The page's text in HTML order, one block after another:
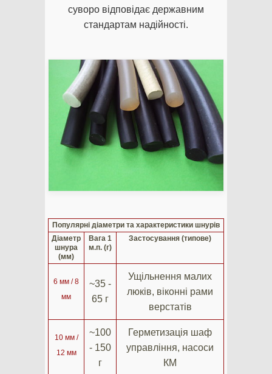
суворо відповідає державним
стандартам надійності.
Популярні діаметри та характеристики шнурів
Діаметр
шнура
(мм)
Вага 1
м.п. (г)
Застосування (типове)
6 мм / 8
мм
~35 -
65 г
Ущільнення малих
люків, віконні рами
верстатів
10 мм /
12 мм
~100
- 150
г
Герметизація шаф
управління, насоси
КМ